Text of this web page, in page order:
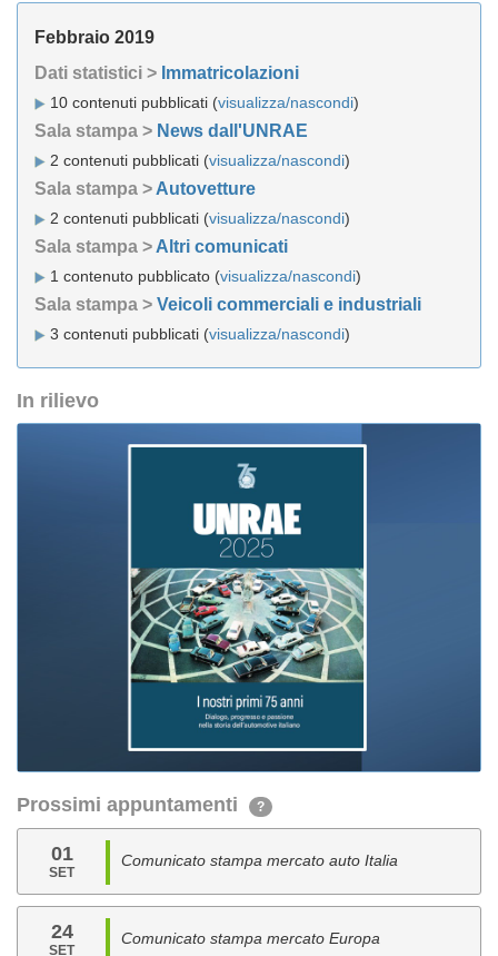
Febbraio 2019
Dati statistici > Immatricolazioni
10 contenuti pubblicati (visualizza/nascondi)
Sala stampa > News dall'UNRAE
2 contenuti pubblicati (visualizza/nascondi)
Sala stampa > Autovetture
2 contenuti pubblicati (visualizza/nascondi)
Sala stampa > Altri comunicati
1 contenuto pubblicato (visualizza/nascondi)
Sala stampa > Veicoli commerciali e industriali
3 contenuti pubblicati (visualizza/nascondi)
In rilievo
Prossimi appuntamenti ?
01
SET
Comunicato stampa mercato auto Italia
24
SET
Comunicato stampa mercato Europa